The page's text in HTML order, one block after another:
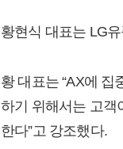
황현식 대표는 LG유
황 대표는 “AX에 집
하기 위해서는 고객
한다”고 강조했다.